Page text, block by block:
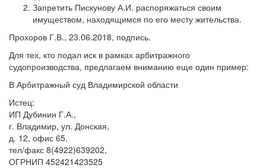
Запретить Пискунову А.И. распоряжаться своим
имуществом, находящимся по его месту жительства.
Прохоров Г.В., 23.06.2018, подпись.
Для тех, кто подал иск в рамках арбитражного
судопроизводства, предлагаем вниманию еще один пример:
В Арбитражный суд Владимирской области
Истец:
ИП Дубинин Г.А.,
г. Владимир, ул. Донская,
д. 12, офис 65,
тел/факс 8(4922)639202,
ОГРНИП 452421423525